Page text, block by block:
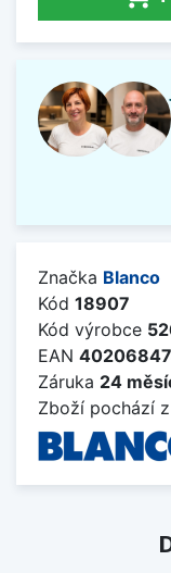
Značka Blanco
Kód 18907
Kód výrobce
EAN
Záruka 24
Zboží pochází